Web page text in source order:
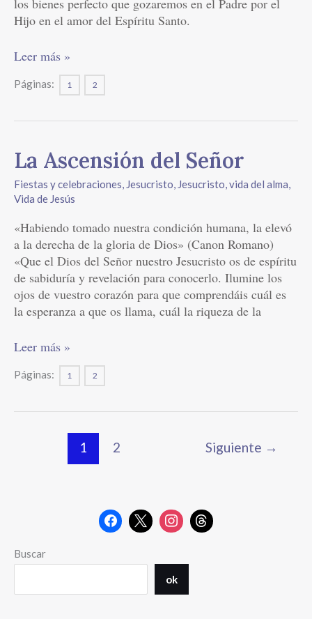
los bienes perfecto que gozaremos en el Padre por el
Hijo en el amor del Espíritu Santo.
Leer más »
Páginas: 1 2
La Ascensión del Señor
Fiestas y celebraciones, Jesucristo, Jesucristo, vida del alma,
Vida de Jesús
«Habiendo tomado nuestra condición humana, la elevó
a la derecha de la gloria de Dios» (Canon Romano)
«Que el Dios del Señor nuestro Jesucristo os de espíritu
de sabiduría y revelación para conocerlo. Ilumine los
ojos de vuestro corazón para que comprendáis cuál es
la esperanza a que os llama, cuál la riqueza de la
La
Ascensión
del
Señor
Leer más »
Páginas: 1 2
1 2 Siguiente →
Buscar
ok